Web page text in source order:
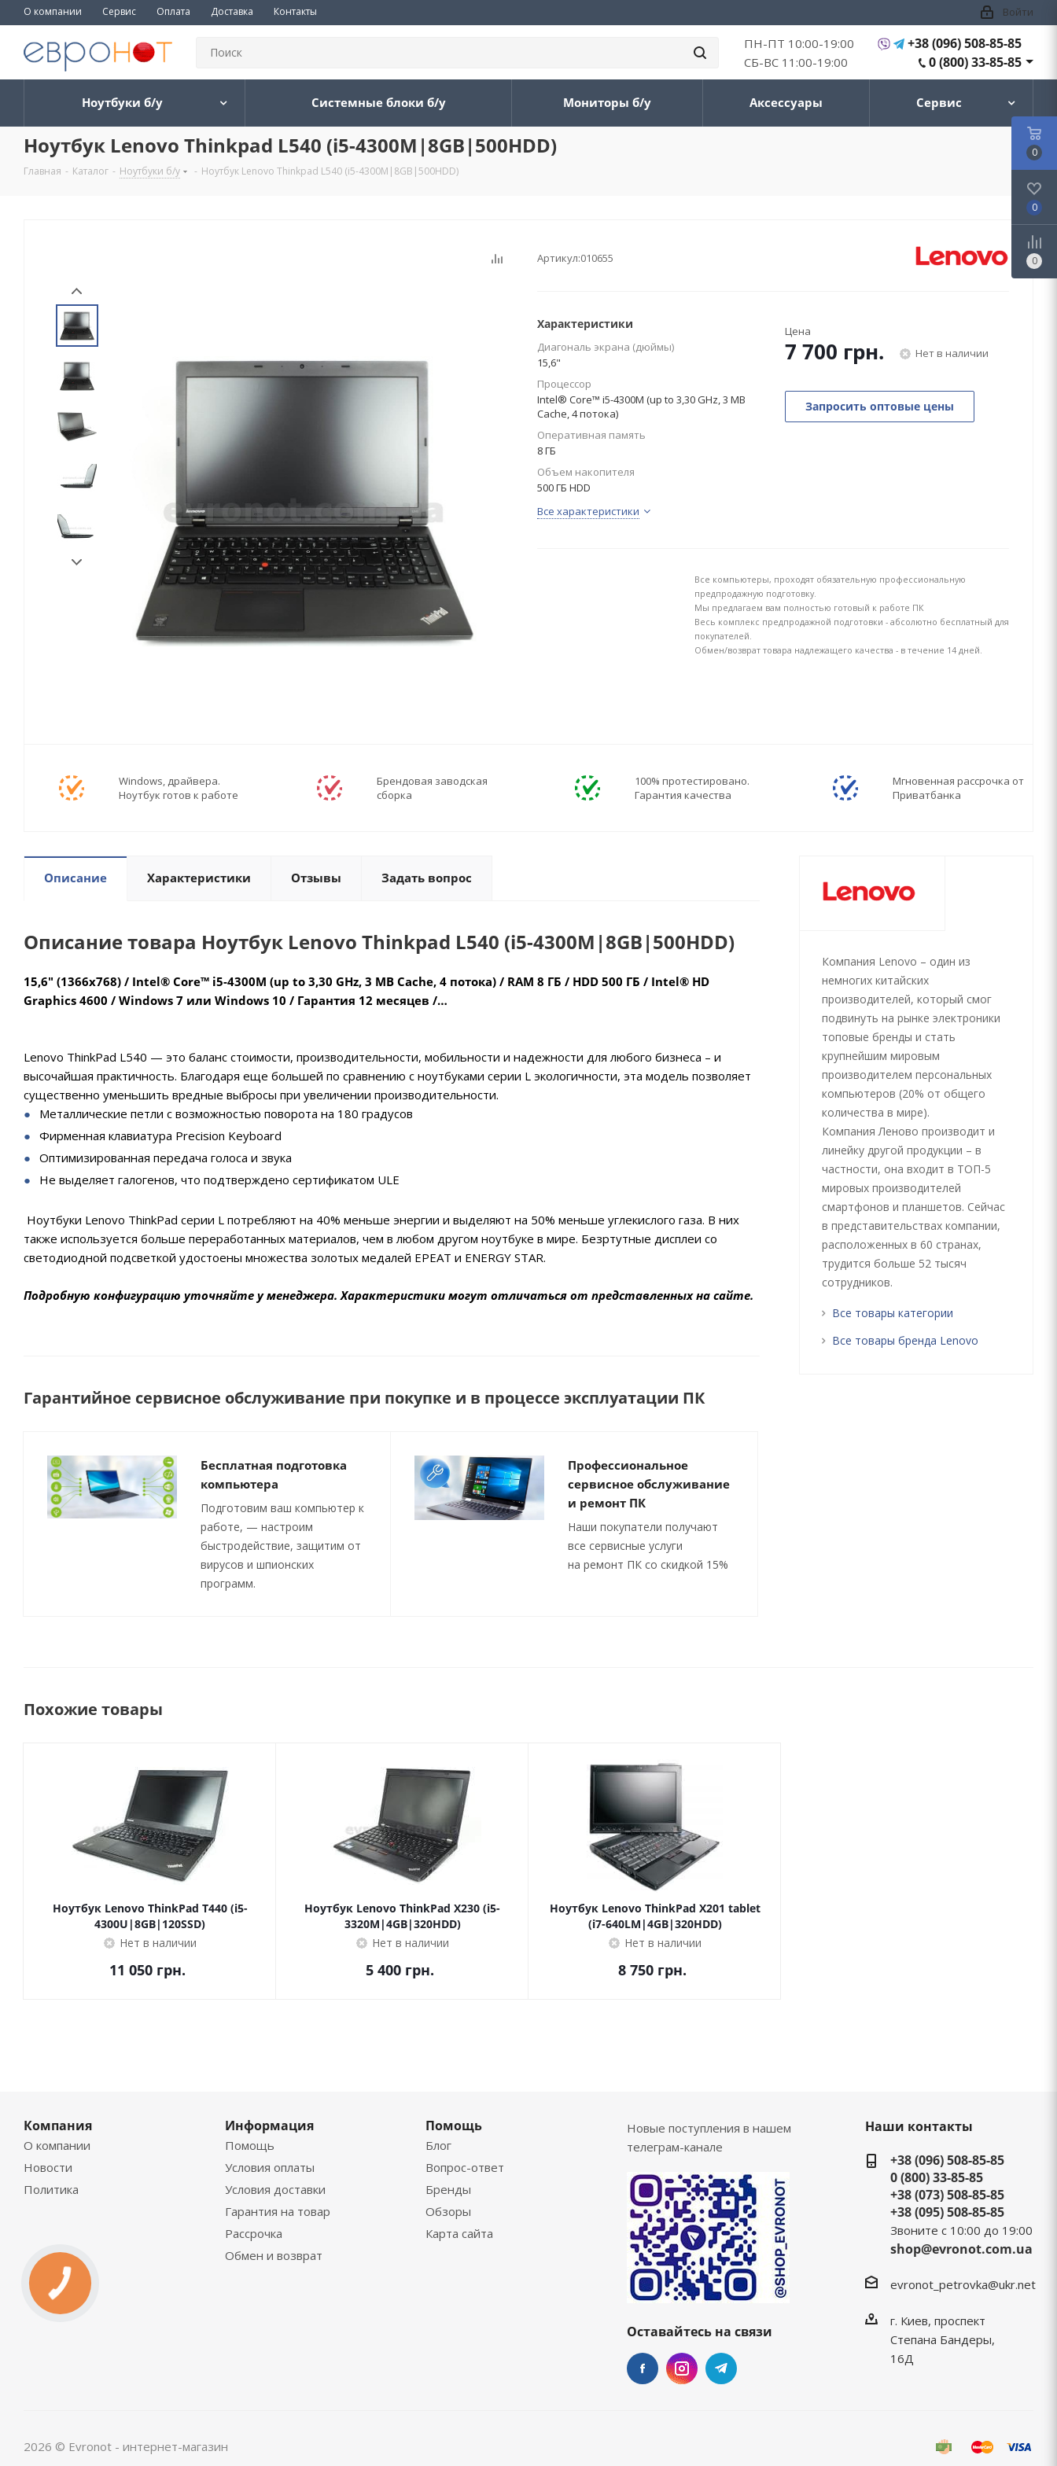
О компании Сервис Оплата Доставка Контакты Войти
ПН-ПТ 10:00-19:00
СБ-ВС 11:00-19:00
+38 (096) 508-85-85
0 (800) 33-85-85
Ноутбуки б/у Системные блоки б/у Мониторы б/у Аксессуары Сервис
Ноутбук Lenovo Thinkpad L540 (i5-4300M|8GB|500HDD)
Главная - Каталог - Ноутбуки б/у - Ноутбук Lenovo Thinkpad L540 (i5-4300M|8GB|500HDD)
Артикул:010655
Характеристики
Диагональ экрана (дюймы)
15,6"
Процессор
Intel® Core™ i5-4300M (up to 3,30 GHz, 3 MB
Cache, 4 потока)
Оперативная память
8 ГБ
Объем накопителя
500 ГБ HDD
Все характеристики
Цена
7 700 грн. Нет в наличии
Запросить оптовые цены
Все компьютеры, проходят обязательную профессиональную
предпродажную подготовку.
Мы предлагаем вам полностью готовый к работе ПК
Весь комплекс предпродажной подготовки - абсолютно бесплатный для
покупателей.
Обмен/возврат товара надлежащего качества - в течение 14 дней.
Windows, драйвера.
Ноутбук готов к работе
Брендовая заводская
сборка
100% протестировано.
Гарантия качества
Мгновенная рассрочка от
Приватбанка
Описание Характеристики Отзывы Задать вопрос
Описание товара Ноутбук Lenovo Thinkpad L540 (i5-4300M|8GB|500HDD)
15,6" (1366x768) / Intel® Core™ i5-4300M (up to 3,30 GHz, 3 MB Cache, 4 потока) / RAM 8 ГБ / HDD 500 ГБ / Intel® HD
Graphics 4600 / Windows 7 или Windows 10 / Гарантия 12 месяцев /…
Lenovo ThinkPad L540 — это баланс стоимости, производительности, мобильности и надежности для любого бизнеса – и
высочайшая практичность. Благодаря еще большей по сравнению с ноутбуками серии L экологичности, эта модель позволяет
существенно уменьшить вредные выбросы при увеличении производительности.
Металлические петли с возможностью поворота на 180 градусов
Фирменная клавиатура Precision Keyboard
Оптимизированная передача голоса и звука
Не выделяет галогенов, что подтверждено сертификатом ULE
Ноутбуки Lenovo ThinkPad серии L потребляют на 40% меньше энергии и выделяют на 50% меньше углекислого газа. В них
также используется больше переработанных материалов, чем в любом другом ноутбуке в мире. Безртутные дисплеи со
cветодиодной подсветкой удостоены множества золотых медалей EPEAT и ENERGY STAR.
Подробную конфигурацию уточняйте у менеджера. Характеристики могут отличаться от представленных на сайте.
Гарантийное сервисное обслуживание при покупке и в процессе эксплуатации ПК
Бесплатная подготовка
компьютера
Подготовим ваш компьютер к
работе, — настроим
быстродействие, защитим от
вирусов и шпионских
программ.
Профессиональное
сервисное обслуживание
и ремонт ПК
Наши покупатели получают
все сервисные услуги
на ремонт ПК со скидкой 15%
Компания Lenovo – один из
немногих китайских
производителей, который смог
подвинуть на рынке электроники
топовые бренды и стать
крупнейшим мировым
производителем персональных
компьютеров (20% от общего
количества в мире).
Компания Леново производит и
линейку другой продукции – в
частности, она входит в ТОП-5
мировых производителей
смартфонов и планшетов. Сейчас
в представительствах компании,
расположенных в 60 странах,
трудится больше 52 тысяч
сотрудников.
Все товары категории
Все товары бренда Lenovo
Похожие товары
Ноутбук Lenovo ThinkPad T440 (i5-
4300U|8GB|120SSD)
Нет в наличии
11 050грн.
Ноутбук Lenovo ThinkPad X230 (i5-
3320M|4GB|320HDD)
Нет в наличии
5 400грн.
Ноутбук Lenovo ThinkPad X201 tablet
(i7-640LM|4GB|320HDD)
Нет в наличии
8 750грн.
Компания
О компании
Новости
Политика
Информация
Помощь
Условия оплаты
Условия доставки
Гарантия на товар
Рассрочка
Обмен и возврат
Помощь
Блог
Вопрос-ответ
Бренды
Обзоры
Карта сайта
Новые поступления в нашем
телеграм-канале
Оставайтесь на связи
Наши контакты
+38 (096) 508-85-85
0 (800) 33-85-85
+38 (073) 508-85-85
+38 (095) 508-85-85
Звоните с 10:00 до 19:00
shop@evronot.com.ua
evronot_petrovka@ukr.net
г. Киев, проспект
Степана Бандеры,
16Д
2026 © Evronot - интернет-магазин
0
0
0